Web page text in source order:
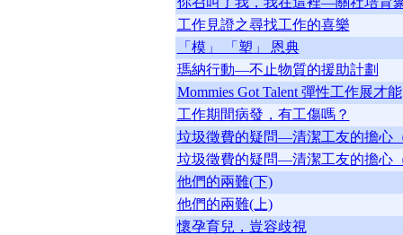
工作見證之尋找工作的喜樂
「模」 「塑」 恩典
瑪納行動—不止物質的援助計劃
Mommies Got Talent 彈性工作展才能
工作期間病發，有工傷嗎？
垃圾徵費的疑問—清潔工友的擔心
垃圾徵費的疑問—清潔工友的擔心
他們的兩難(下)
他們的兩難(上)
懷孕育兒，豈容歧視